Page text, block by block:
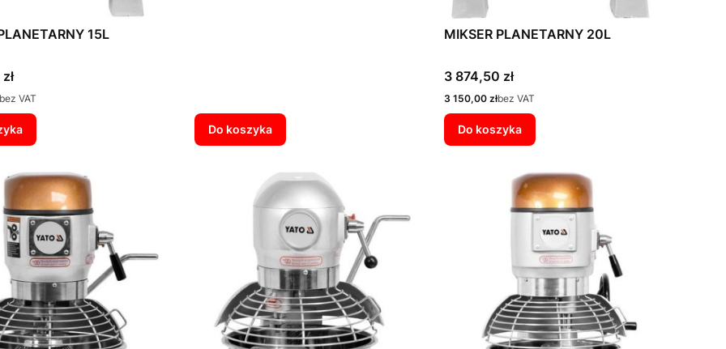
15L
bez VAT
Do koszyka
MIKSER PLANETARNY 20L
Cena
3 874,50 zł
Cena
3 150,00 złbez VAT
Do koszyka